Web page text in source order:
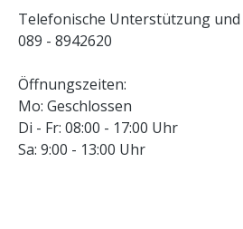
Telefonische Unterstützung
089 - 8942620
Öffnungszeiten:
Mo: Geschlossen
Di - Fr: 08:00 - 17:00 Uhr
Sa: 9:00 - 13:00 Uhr